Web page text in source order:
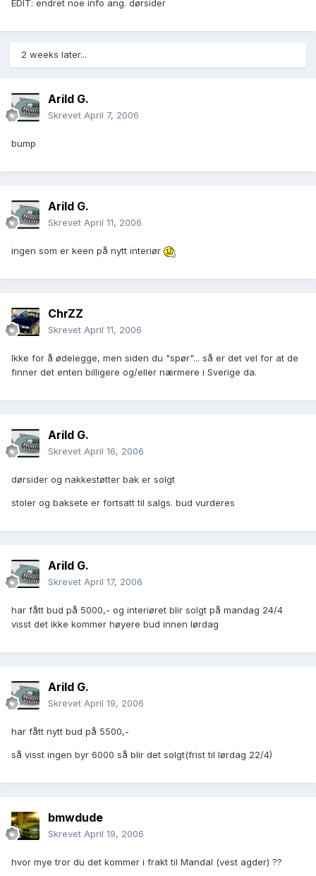
EDIT: endret noe info ang. dørsider
2 weeks later...
Arild G.
Skrevet April 7, 2006
bump
Arild G.
Skrevet April 11, 2006
ingen som er keen på nytt interiør
ChrZZ
Skrevet April 11, 2006
Ikke for å ødelegge, men siden du "spør"... så er det vel for at de
finner det enten billigere og/eller nærmere i Sverige da.
Arild G.
Skrevet April 16, 2006
dørsider og nakkestøtter bak er solgt
stoler og baksete er fortsatt til salgs. bud vurderes
Arild G.
Skrevet April 17, 2006
har fått bud på 5000,- og interiøret blir solgt på mandag 24/4
visst det ikke kommer høyere bud innen lørdag
Arild G.
Skrevet April 19, 2006
har fått nytt bud på 5500,-
så visst ingen byr 6000 så blir det solgt(frist til lørdag 22/4)
bmwdude
Skrevet April 19, 2006
hvor mye tror du det kommer i frakt til Mandal (vest agder) ??